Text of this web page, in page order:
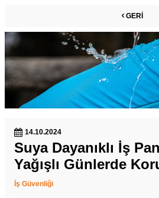
GERI
14.10.2024
Suya Dayanıklı İş
Yağışlı Günlerde
İş Güvenliği